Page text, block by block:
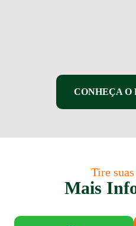
CONHEÇA O
Tire
Mais